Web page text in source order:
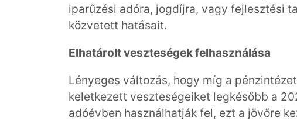
iparűzési adóra, jogdíjra, vagy fejlesztési
közvetett hatásait.
Elhatárolt veszteségek felhasználása
Lényeges változás, hogy míg a
keletkezett veszteségeiket legkésőbb a
adóévben használhatják fel, ezt a jövőre